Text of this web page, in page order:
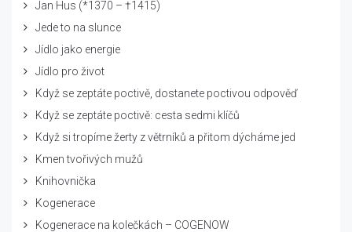
Jan Hus (*1370 – †1415)
Jede to na slunce
Jídlo jako energie
Jídlo pro život
Když se zeptáte poctivě, dostanete poctivou odpověď
Když se zeptáte poctivě: cesta sedmi klíčů
Když si tropíme žerty z větrníků a přitom dýcháme jed
Kmen tvořivých mužů
Knihovnička
Kogenerace
Kogenerace na kolečkách – COGENOW